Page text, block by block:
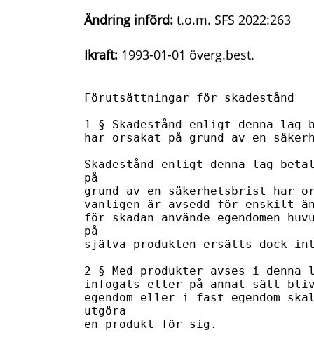
Ändring införd: t.o.m. SFS 2022:263
Ikraft: 1993-01-01 överg.best.
Förutsättningar för skadestånd
1 § Skadestånd enligt denna lag
har orsakat på grund av en
Skadestånd enligt denna lag
på
grund av en säkerhetsbrist har
vanligen är avsedd för enskilt
för skadan använde egendomen
på
själva produkten ersätts dock
2 § Med produkter avses i
infogats eller på annat sätt
egendom eller i fast egendom
utgöra
en produkt för sig.